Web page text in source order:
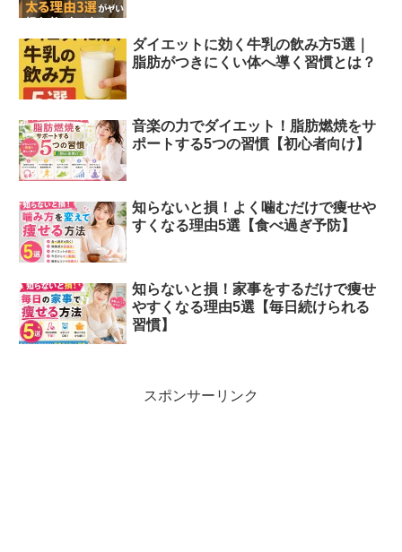
ダイエットに効く牛乳の飲み方5選｜
脂肪がつきにくい体へ導く習慣とは？
音楽の力でダイエット！脂肪燃焼をサ
ポートする5つの習慣【初心者向け】
知らないと損！よく噛むだけで痩せや
すくなる理由5選【食べ過ぎ予防】
知らないと損！家事をするだけで痩せ
やすくなる理由5選【毎日続けられる
習慣】
スポンサーリンク